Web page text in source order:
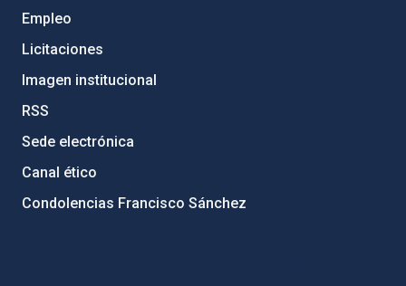
Empleo
Licitaciones
Imagen institucional
RSS
Sede electrónica
Canal ético
Condolencias Francisco Sánchez